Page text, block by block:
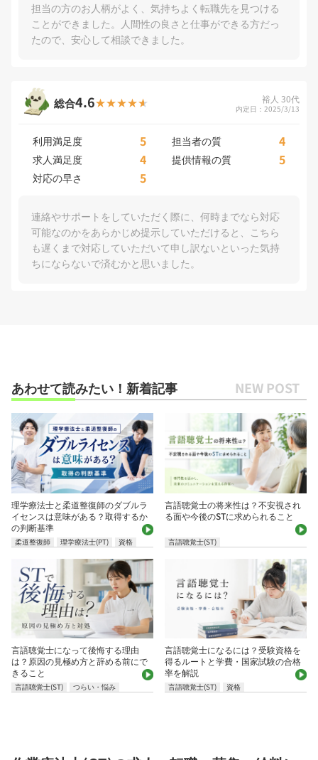
担当の方のお人柄がよく、気持ちよく転職先を見つける
ことができました。人間性の良さと仕事ができる方だっ
たので、安心して相談できました。
総合4.6 裕人 30代
内定日：2025/3/13
利用満足度 5 担当者の質 4
求人満足度 4 提供情報の質 5
対応の早さ 5
連絡やサポートをしていただく際に、何時までなら対応
可能なのかをあらかじめ提示していただけると、こちら
も遅くまで対応していただいて申し訳ないといった気持
ちにならないで済むかと思いました。
あわせて読みたい！新着記事
理学療法士と柔道整復師のダブルラ
イセンスは意味がある？取得するか
の判断基準
柔道整復師 理学療法士(PT) 資格
言語聴覚士の将来性は？不安視され
る面や今後のSTに求められること
言語聴覚士(ST)
言語聴覚士になって後悔する理由
は？原因の見極め方と辞める前にで
きること
言語聴覚士(ST) つらい・悩み
言語聴覚士になるには？受験資格を
得るルートと学費・国家試験の合格
率を解説
言語聴覚士(ST) 資格